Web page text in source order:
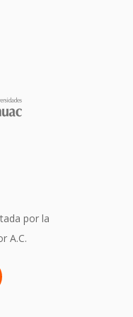
por la
A.C.